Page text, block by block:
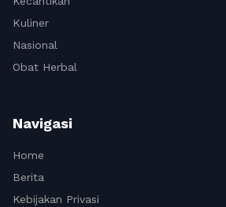
Kuliner
Nasional
Obat Herbal
Navigasi
Home
Berita
Kebijakan Privasi